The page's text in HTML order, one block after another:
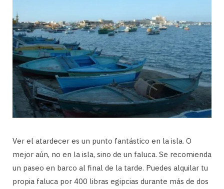
Ver el atardecer es un punto fantástico en la isla. O
mejor aún, no en la isla, sino de un faluca. Se recomienda
un paseo en barco al final de la tarde. Puedes alquilar tu
propia faluca por 400 libras egipcias durante más de dos